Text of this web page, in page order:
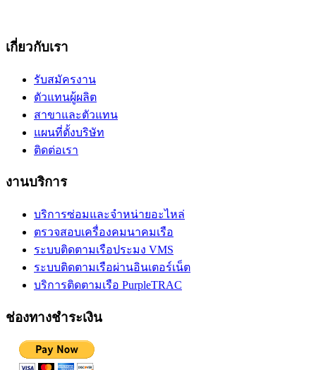
เกี่ยวกับเรา
รับสมัครงาน
ตัวแทนผู้ผลิต
สาขาและตัวแทน
แผนที่ตั้งบริษัท
ติดต่อเรา
งานบริการ
บริการซ่อมและจำหน่ายอะไหล่
ตรวจสอบเครื่องคมนาคมเรือ
ระบบติดตามเรือประมง VMS
ระบบติดตามเรือผ่านอินเตอร์เน็ต
บริการติดตามเรือ PurpleTRAC
ช่องทางชำระเงิน